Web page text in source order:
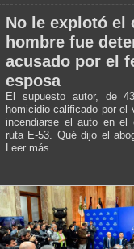
No le explotó el
hombre fue
acusado por el
esposa
El supuesto autor, de
homicidio calificado por el
incendiarse el auto en el
ruta E-53. Qué dijo el
Leer más